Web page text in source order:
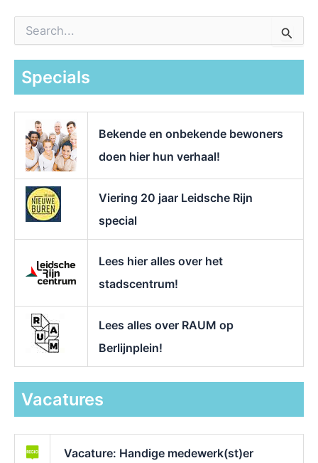
a
Specials
Bekende en onbekende bewoners
doen hier hun verhaal!
Viering 20 jaar Leidsche Rijn
special
Lees hier alles over het
stadscentrum!
Lees alles over RAUM op
Berlijnplein!
Vacatures
Vacature: Handige medewerk(st)er